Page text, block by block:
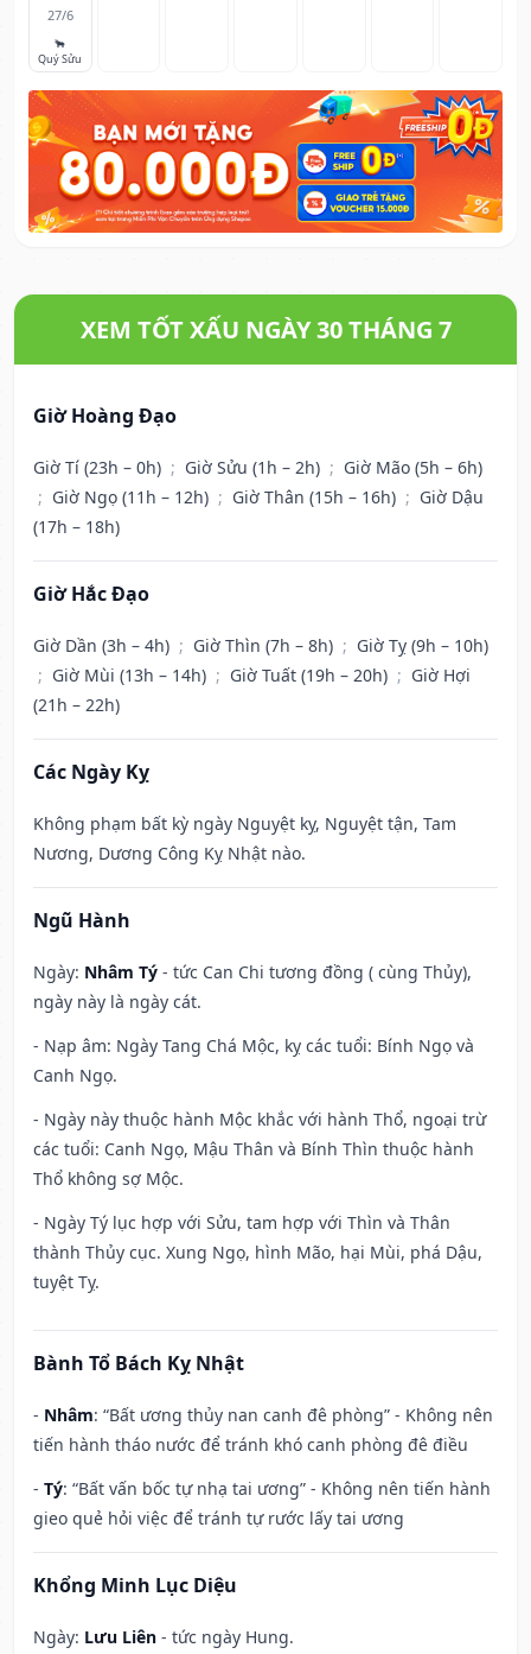
27/6
🐂
Quý Sửu
XEM TỐT XẤU NGÀY 30 THÁNG 7
Giờ Hoàng Đạo
Giờ Tí (23h – 0h) ; Giờ Sửu (1h – 2h) ; Giờ Mão (5h – 6h)
; Giờ Ngọ (11h – 12h) ; Giờ Thân (15h – 16h) ; Giờ Dậu
(17h – 18h)
Giờ Hắc Đạo
Giờ Dần (3h – 4h) ; Giờ Thìn (7h – 8h) ; Giờ Tỵ (9h – 10h)
; Giờ Mùi (13h – 14h) ; Giờ Tuất (19h – 20h) ; Giờ Hợi
(21h – 22h)
Các Ngày Kỵ
Không phạm bất kỳ ngày Nguyệt kỵ, Nguyệt tận, Tam
Nương, Dương Công Kỵ Nhật nào.
Ngũ Hành
Ngày: Nhâm Tý - tức Can Chi tương đồng ( cùng Thủy),
ngày này là ngày cát.
- Nạp âm: Ngày Tang Chá Mộc, kỵ các tuổi: Bính Ngọ và
Canh Ngọ.
- Ngày này thuộc hành Mộc khắc với hành Thổ, ngoại trừ
các tuổi: Canh Ngọ, Mậu Thân và Bính Thìn thuộc hành
Thổ không sợ Mộc.
- Ngày Tý lục hợp với Sửu, tam hợp với Thìn và Thân
thành Thủy cục. Xung Ngọ, hình Mão, hại Mùi, phá Dậu,
tuyệt Tỵ.
Bành Tổ Bách Kỵ Nhật
- Nhâm: “Bất ương thủy nan canh đê phòng” - Không nên
tiến hành tháo nước để tránh khó canh phòng đê điều
- Tý: “Bất vấn bốc tự nhạ tai ương” - Không nên tiến hành
gieo quẻ hỏi việc để tránh tự rước lấy tai ương
Khổng Minh Lục Diệu
Ngày: Lưu Liên - tức ngày Hung.